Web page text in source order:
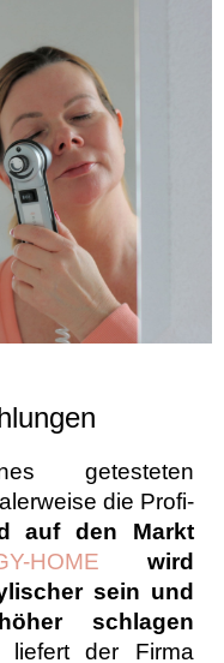
getesteten
die Profi-
auf den Markt
HOME
wird
sein und
schlagen
liefert der Firma